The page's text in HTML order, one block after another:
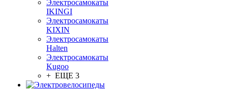
Электросамокаты
IKINGI
Электросамокаты
KIXIN
Электросамокаты
Halten
Электросамокаты
Kugoo
+ ЕЩЕ 3